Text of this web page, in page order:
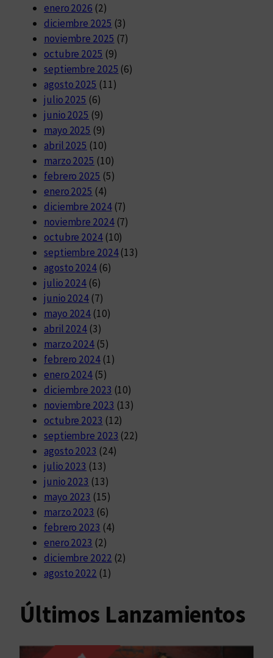
enero 2026 (2)
diciembre 2025 (3)
noviembre 2025 (7)
octubre 2025 (9)
septiembre 2025 (6)
agosto 2025 (11)
julio 2025 (6)
junio 2025 (9)
mayo 2025 (9)
abril 2025 (10)
marzo 2025 (10)
febrero 2025 (5)
enero 2025 (4)
diciembre 2024(7)
noviembre 2024(7)
octubre 2024(10)
septiembre 2024(13)
agosto 2024(6)
julio 2024 (6)
junio 2024 (7)
mayo 2024 (10)
abril 2024 (3)
marzo 2024 (5)
febrero 2024(1)
enero 2024 (5)
diciembre 2023 (10)
noviembre 2023 (13)
octubre 2023 (12)
septiembre 2023 (22)
agosto 2023 (24)
julio 2023 (13)
junio 2023 (13)
mayo 2023 (15)
marzo 2023 (6)
febrero 2023 (4)
enero 2023 (2)
diciembre 2022 (2)
agosto 2022 (1)
Últimos Lanzamientos